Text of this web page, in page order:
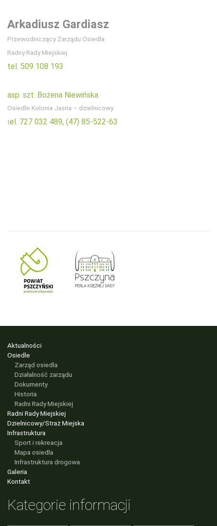
Arkadiusz Gardiasz
Przewodniczący Zarządu Osiedla
Radny Rady Miejskiej
tel. 509 108 193
asp. szt. Bożena Niewińska
Osiedle Kolonia Jasna – dzielnicowy
tel. 727 032 489, (47) 85-522-63
Aktualności
Osiedle
Zarząd osiedla
Działalność zarządu
Dokumenty
Historia
Radni Rady Miejskiej
Radni Rady Miejskiej
Dzielnicowy/Straż Miejska
Infrastruktura
Sport i rekreacja
Mapa osiedla
Infrastruktura drogowa
Galeria
Kontakt
Kategorie informacji